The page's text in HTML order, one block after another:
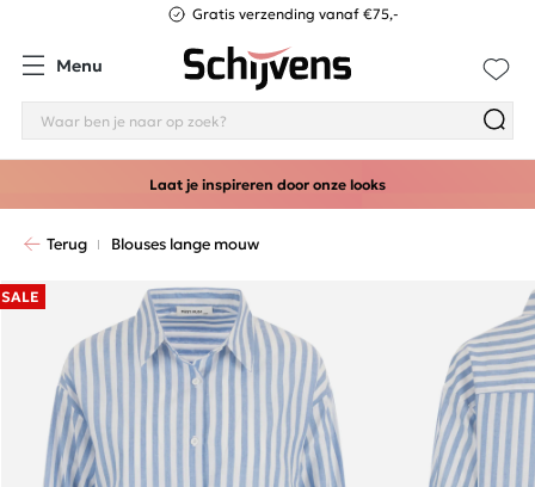
Gratis verzending vanaf €75,-
Menu
Laat je inspireren door onze looks
Terug Blouses lange mouw
SALE